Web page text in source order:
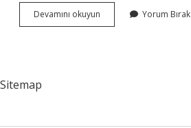
Devamını okuyun
Uyaptan
Yorum Bırak
Sitemap